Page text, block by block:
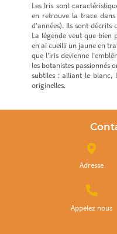
Les Iris sont
en retrouve la trace
d'années). Ils sont décrits
La légende veut que bien
en ai cueilli un jaune en
que l'iris devienne
les botanistes passionnés
subtiles : alliant le blanc,
originelles.
Adresse
Appelez nous